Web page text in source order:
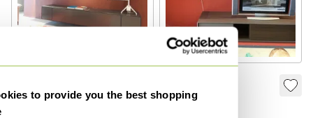
to provide you the best shopping
Wandkombination